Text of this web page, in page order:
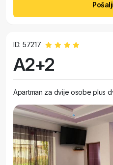
ID: 57217
A2+2
Apartman za dvije osobe plus